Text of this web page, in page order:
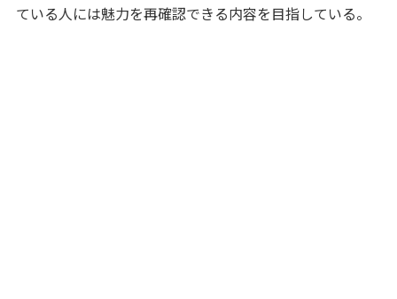
ている人には魅力を再確認できる内容を目指している。